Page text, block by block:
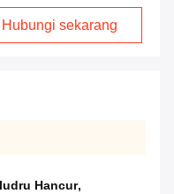
Hubungi sekarang
Hancur,